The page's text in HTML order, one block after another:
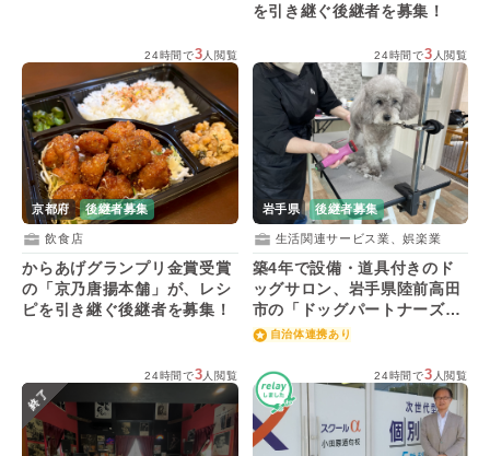
を引き継ぐ後継者を募集！
24時間で3 人閲覧
京都府 後継者募集
飲食店
からあげグランプリ金賞受賞
の「京乃唐揚本舗」が、レシ
ピを引き継ぐ後継者を募集！
24時間で3 人閲覧
岩手県 後継者募集
生活関連サービス業、娯楽業
築4年で設備・道具付きのド
ッグサロン、岩手県陸前高田
市の「ドッグパートナーズト
ワ」が後継者を募集！
自治体連携あり
24時間で3 人閲覧
終了
24時間で3 人閲覧